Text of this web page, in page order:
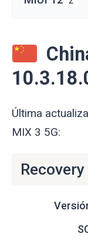
Última
MIX 3 5G:
Recovery